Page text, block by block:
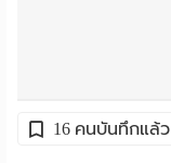
16 คนบันทึกแล้ว